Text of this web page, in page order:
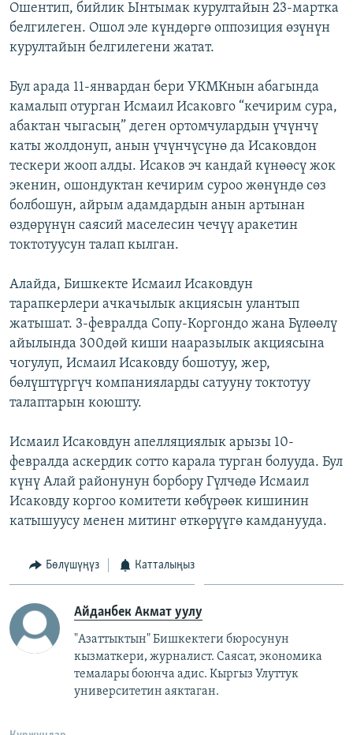
Ошентип, бийлик Ынтымак курултайын 23-мартка
белгилеген. Ошол эле күндөргө оппозиция өзүнүн
курултайын белгилегени жатат.
Бул арада 11-январдан бери УКМКнын абагында
камалып отурган Исмаил Исаковго “кечирим сура,
абактан чыгасың” деген ортомчулардын үчүнчү
каты жолдонуп, анын үчүнчүсүнө да Исаковдон
тескери жооп алды. Исаков эч кандай күнөөсү жок
экенин, ошондуктан кечирим суроо жөнүндө сөз
болбошун, айрым адамдардын анын артынан
өздөрүнүн саясий маселесин чечүү аракетин
токтотуусун талап кылган.
Алайда, Бишкекте Исмаил Исаковдун
тарапкерлери ачкачылык акциясын улантып
жатышат. 3-февралда Сопу-Коргондо жана Бүлөөлү
айылында 300дөй киши нааразылык акциясына
чогулуп, Исмаил Исаковду бошотуу, жер,
бөлүштүргүч компанияларды сатууну токтотуу
талаптарын коюшту.
Исмаил Исаковдун апелляциялык арызы 10-
февралда аскердик сотто карала турган болууда. Бул
күнү Алай районунун борбору Гүлчөдө Исмаил
Исаковду коргоо комитети көбүрөөк кишинин
катышуусу менен митинг өткөрүүгө камданууда.
Бөлүшүңүз Катталыңыз
Айданбек Акмат уулу
"Азаттыктын" Бишкектеги бюросунун
кызматкери, журналист. Саясат, экономика
темалары боюнча адис. Кыргыз Улуттук
университетин аяктаган.